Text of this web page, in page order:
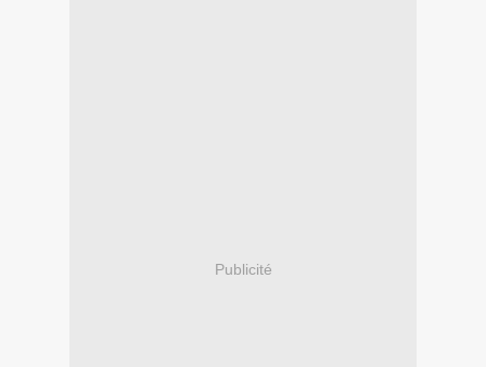
Publicité